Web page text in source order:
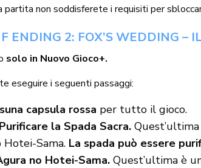
partita non soddisferete i requisiti per
ENDING 2: FOX’S WEDDING –
solo in Nuovo Gioco+.
eseguire i seguenti passaggi:
capsula rossa per tutto il gioco.
la Spada Sacra.
Sama. La spada può essere
no Hotei-Sama. Quest’ultima è